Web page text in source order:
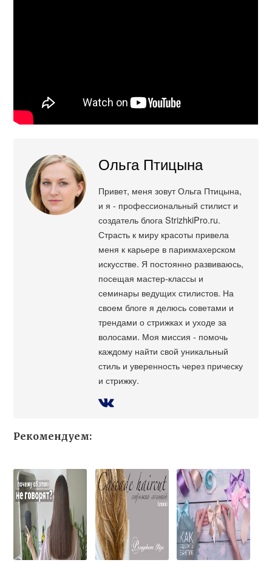
Ольга Птицына
Привет, меня зовут Ольга Птицына,
и я - профессиональный стилист и
создатель блога StrizhkiPro.ru.
Страсть к миру красоты привела
меня к карьере в парикмахерском
искусстве. Я постоянно развиваюсь,
посещая мастер-классы и
семинары ведущих стилистов. На
своем блоге я делюсь советами и
трендами о стрижках и уходе за
волосами. Моя миссия - помочь
каждому найти свой уникальный
стиль и уверенность через прическу
и стрижку.
Рекомендуем: